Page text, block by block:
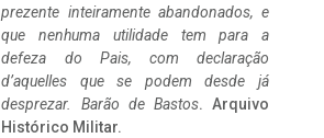
prezente inteiramente abandonados, e
que nenhuma utilidade tem para a
defeza do Pais, com declaração
d’aquelles que se podem desde já
desprezar. Barão de Bastos. Arquivo
Histórico Militar.